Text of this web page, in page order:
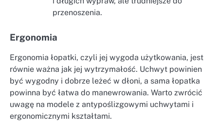
przenoszenia.
Ergonomia
Ergonomia łopatki, czyli jej wygoda użytkowania, jest
równie ważna jak jej wytrzymałość. Uchwyt powinien
być wygodny i dobrze leżeć w dłoni, a sama łopatka
powinna być łatwa do manewrowania. Warto zwrócić
uwagę na modele z antypoślizgowymi uchwytami i
ergonomicznymi kształtami.